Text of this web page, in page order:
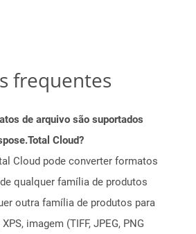
frequentes
de arquivo são suportados
Cloud?
Cloud pode converter formatos
qualquer família de produtos
outra família de produtos para
XPS, imagem (TIFF, JPEG, PNG